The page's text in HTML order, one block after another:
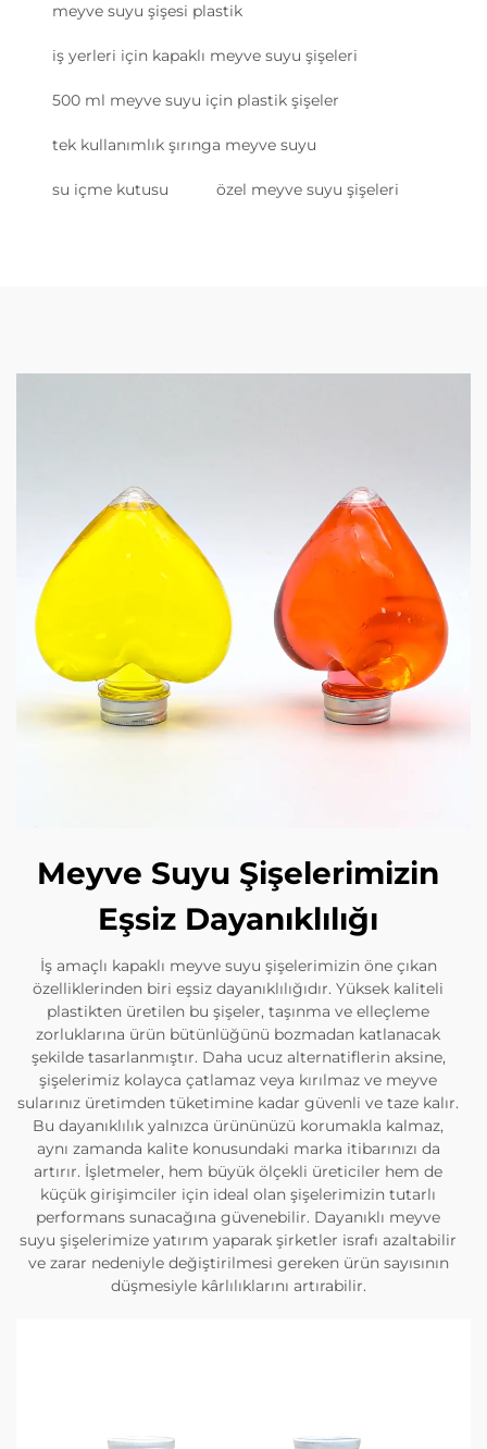
meyve suyu şişesi plastik
iş yerleri için kapaklı meyve suyu şişeleri
500 ml meyve suyu için plastik şişeler
tek kullanımlık şırınga meyve suyu
su içme kutusu özel meyve suyu şişeleri
Meyve Suyu Şişelerimizin
Eşsiz Dayanıklılığı
İş amaçlı kapaklı meyve suyu şişelerimizin öne çıkan
özelliklerinden biri eşsiz dayanıklılığıdır. Yüksek kaliteli
plastikten üretilen bu şişeler, taşınma ve elleçleme
zorluklarına ürün bütünlüğünü bozmadan katlanacak
şekilde tasarlanmıştır. Daha ucuz alternatiflerin aksine,
şişelerimiz kolayca çatlamaz veya kırılmaz ve meyve
sularınız üretimden tüketimine kadar güvenli ve taze kalır.
Bu dayanıklılık yalnızca ürününüzü korumakla kalmaz,
aynı zamanda kalite konusundaki marka itibarınızı da
artırır. İşletmeler, hem büyük ölçekli üreticiler hem de
küçük girişimciler için ideal olan şişelerimizin tutarlı
performans sunacağına güvenebilir. Dayanıklı meyve
suyu şişelerimize yatırım yaparak şirketler israfı azaltabilir
ve zarar nedeniyle değiştirilmesi gereken ürün sayısının
düşmesiyle kârlılıklarını artırabilir.